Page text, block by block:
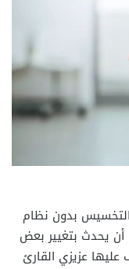
بدون نظام
يحدث بتغيير بعض
عزيزي القارئ